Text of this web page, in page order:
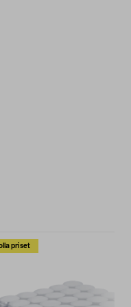
priset